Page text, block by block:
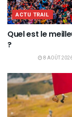
ACTU TRAIL
Quel est le
?
8 AOÛT